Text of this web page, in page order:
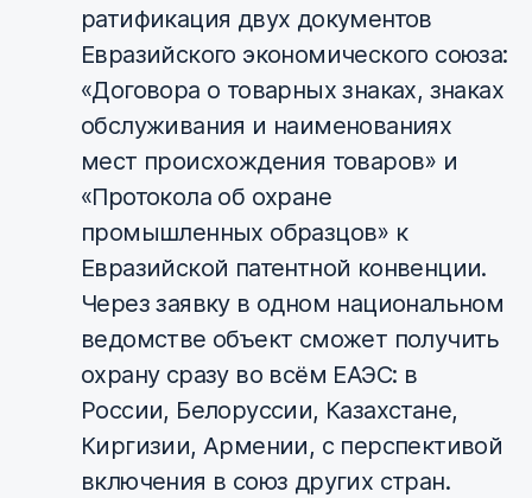
ратификация двух документов
Евразийского экономического союза:
«Договора о товарных знаках, знаках
обслуживания и наименованиях
мест происхождения товаров» и
«Протокола об охране
промышленных образцов» к
Евразийской патентной конвенции.
Через заявку в одном национальном
ведомстве объект сможет получить
охрану сразу во всём ЕАЭС: в
России, Белоруссии, Казахстане,
Киргизии, Армении, с перспективой
включения в союз других стран.